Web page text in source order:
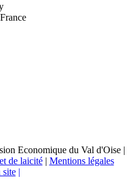
Economique du Val d'Oise |
de laicité| Mentions légales
site |